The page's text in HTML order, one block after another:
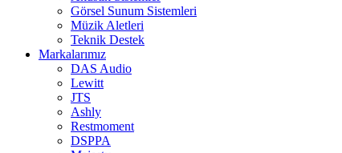
Görsel Sunum Sistemleri
Müzik Aletleri
Teknik Destek
Markalarımız
DAS Audio
Lewitt
JTS
Ashly
Restmoment
DSPPA